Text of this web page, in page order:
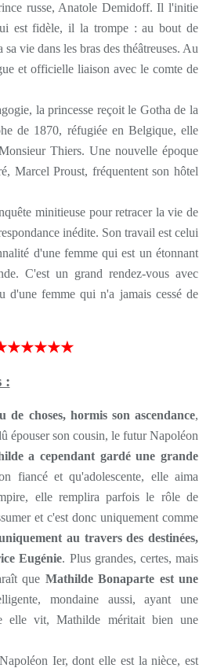
russe, Anatole Demidoff. Il l'initie
est fidèle, il la trompe : au bout de
vie dans les bras des théâtreuses. Au
et officielle liaison avec le comte de
la princesse reçoit le Gotha de la
de 1870, réfugiée en Belgique, elle
Thiers. Une nouvelle époque
Marcel Proust, fréquentent son hôtel
minitieuse pour retracer la vie de
inédite. Son travail est celui
d'une femme qui est un étonnant
C'est un grand rendez-vous avec
d'une femme qui n'a jamais cessé de
:
choses, hormis son ascendance,
épouser son cousin, le futur Napoléon
a cependant gardé une grande
fiancé et qu'adolescente, elle aima
elle remplira parfois le rôle de
et c'est donc uniquement comme
au travers des destinées,
Eugénie. Plus grandes, certes, mais
que Mathilde Bonaparte est une
mondaine aussi, ayant une
elle vit, Mathilde méritait bien une
Ier, dont elle est la nièce, est